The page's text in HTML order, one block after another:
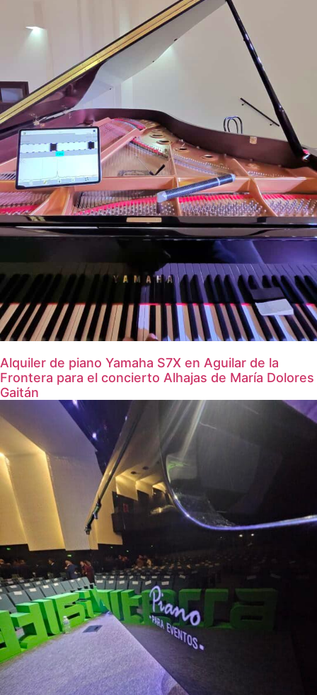
Alquiler de piano Yamaha S7X en Aguilar de la
Frontera para el concierto Alhajas de María Dolores
Gaitán